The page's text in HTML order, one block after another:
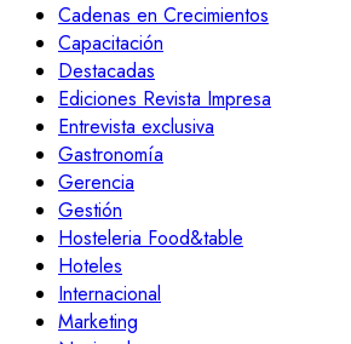
Cadenas en Crecimientos
Capacitación
Destacadas
Ediciones Revista Impresa
Entrevista exclusiva
Gastronomía
Gerencia
Gestión
Hosteleria Food&table
Hoteles
Internacional
Marketing